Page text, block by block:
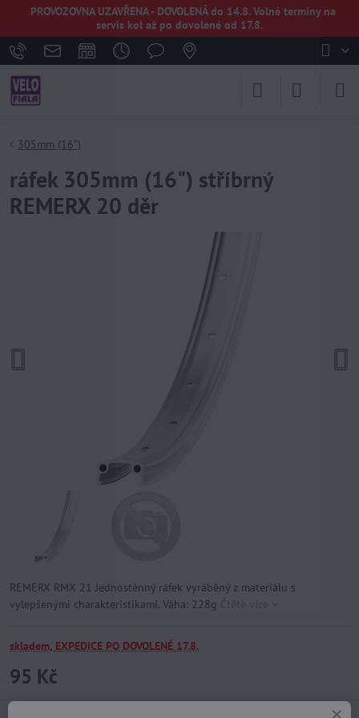
PROVOZOVNA UZAVŘENA - DOVOLENÁ do 14.8. Volné termíny na
servis kol až po dovolené od 17.8.
305mm (16")
ráfek 305mm (16") stříbrný
REMERX 20 děr
REMERX RMX 21 Jednostěnný ráfek vyráběný z materiálu s
vylepšenými charakteristikami. Váha: 228g
skladem, EXPEDICE PO DOVOLENÉ 17.8.
95 Kč